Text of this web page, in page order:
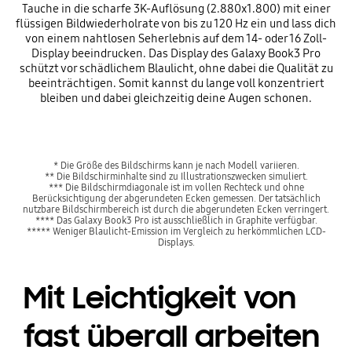
Tauche in die scharfe 3K-Auflösung (2.880x1.800) mit einer
flüssigen Bildwiederholrate von bis zu 120 Hz ein und lass dich
von einem nahtlosen Seherlebnis auf dem 14- oder 16 Zoll-
Display beeindrucken. Das Display des Galaxy Book3 Pro
schützt vor schädlichem Blaulicht, ohne dabei die Qualität zu
beeinträchtigen. Somit kannst du lange voll konzentriert
bleiben und dabei gleichzeitig deine Augen schonen.
* Die Größe des Bildschirms kann je nach Modell variieren.
** Die Bildschirminhalte sind zu Illustrationszwecken simuliert.
*** Die Bildschirmdiagonale ist im vollen Rechteck und ohne
Berücksichtigung der abgerundeten Ecken gemessen. Der tatsächlich
nutzbare Bildschirmbereich ist durch die abgerundeten Ecken verringert.
**** Das Galaxy Book3 Pro ist ausschließlich in Graphite verfügbar.
***** Weniger Blaulicht-Emission im Vergleich zu herkömmlichen LCD-
Displays.
Mit Leichtigkeit von
fast überall arbeiten